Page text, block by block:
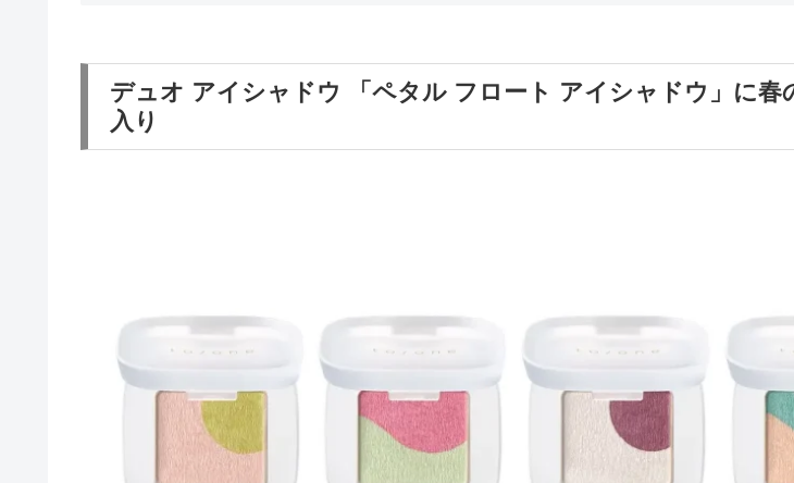
デュオ アイシャドウ 「ペタル フロート アイシャドウ」に春
入り